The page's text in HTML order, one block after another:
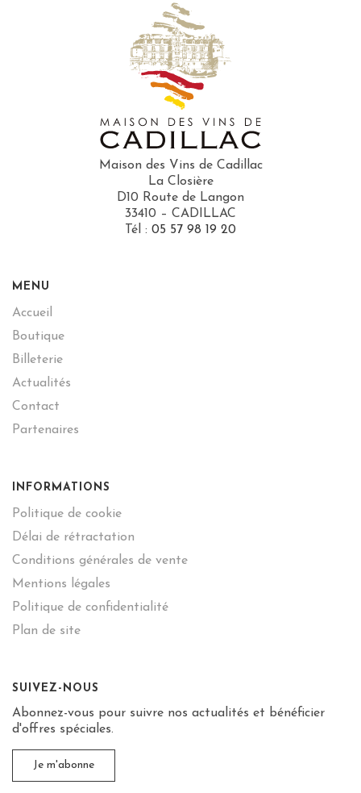
Maison des Vins de Cadillac
La Closière
D10 Route de Langon
33410 – CADILLAC
Tél : 05 57 98 19 20
MENU
Accueil
Boutique
Billeterie
Actualités
Contact
Partenaires
INFORMATIONS
Politique de cookie
Délai de rétractation
Conditions générales de vente
Mentions légales
Politique de confidentialité
Plan de site
SUIVEZ-NOUS
Abonnez-vous pour suivre nos actualités et bénéficier
d'offres spéciales.
Je m'abonne